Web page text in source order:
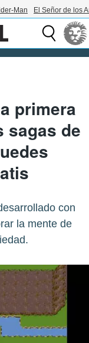
Man El Señor de los
primera
sagas de
con
la mente de